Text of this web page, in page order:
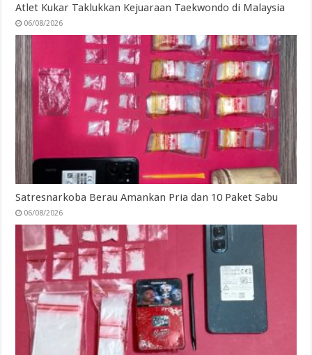
Atlet Kukar Taklukkan Kejuaraan Taekwondo di Malaysia
06/08/2026
Satresnarkoba Berau Amankan Pria dan 10 Paket Sabu
06/08/2026